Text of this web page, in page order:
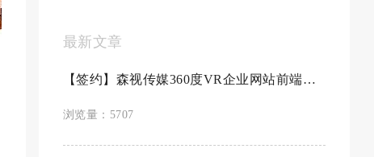
最新文章
【签约】森视传媒360度VR企业网站前端制作...
浏览量：5707